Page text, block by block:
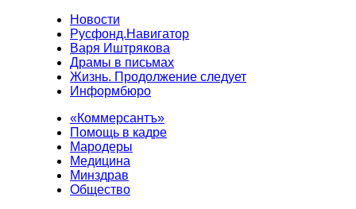
Новости
Русфонд.Навигатор
Варя Иштрякова
Драмы в письмах
Жизнь. Продолжение следует
Информбюро
«Коммерсантъ»
Помощь в кадре
Мародеры
Медицина
Минздрав
Общество